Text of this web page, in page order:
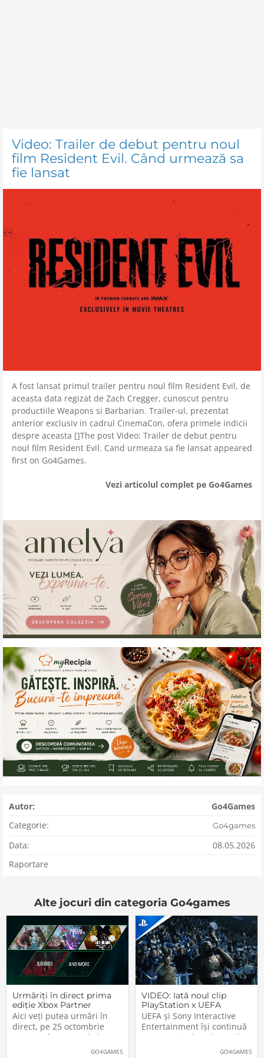
Video: Trailer de debut pentru noul
film Resident Evil. Când urmează sa
fie lansat
A fost lansat primul trailer pentru noul film Resident Evil, de
aceasta data regizat de Zach Cregger, cunoscut pentru
productiile Weapons si Barbarian. Trailer-ul, prezentat
anterior exclusiv in cadrul CinemaCon, ofera primele indicii
despre aceasta []The post Video: Trailer de debut pentru
noul film Resident Evil. Cand urmeaza sa fie lansat appeared
first on Go4Games.
Vezi articolul complet pe Go4Games
Autor:
Go4Games
Categorie:
Go4games
Data:
08.05.2026
Raportare
Alte jocuri din categoria Go4games
Urmăriți în direct prima
ediție Xbox Partner
Preview
Aici veți putea urmări în
direct, pe 25 octombrie
2023, cu începere de la
20:00 (ora României), prima
GO4GAMES
VIDEO: Iată noul clip
PlayStation x UEFA
Champions League. Nu
lipsesc vedetele din
jocurile Sony
UEFA și Sony Interactive
Entertainment își continuă
parteneriatul ce durează
deja de peste un sfert de
GO4GAMES